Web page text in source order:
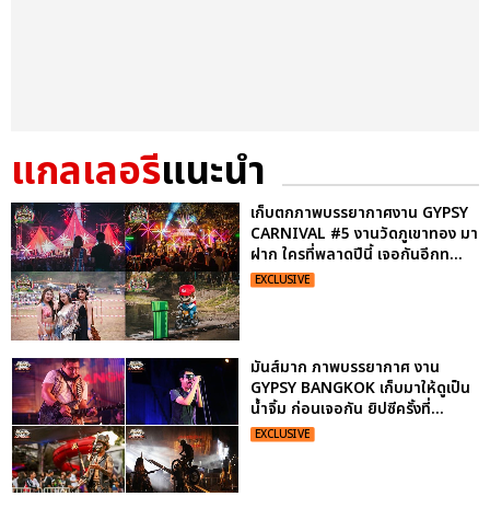
แกลเลอรีแนะนำ
เก็บตกภาพบรรยากาศงาน GYPSY
CARNIVAL #5 งานวัดภูเขาทอง มา
ฝาก ใครที่พลาดปีนี้ เจอกันอีกท...
EXCLUSIVE
มันส์มาก ภาพบรรยากาศ งาน
GYPSY BANGKOK เก็บมาให้ดูเป็น
น้ำจิ้ม ก่อนเจอกัน ยิปซีครั้งที่...
EXCLUSIVE